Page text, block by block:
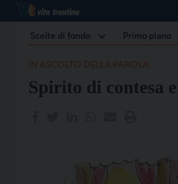
Scelte di fondo Primo piano
Spirito di contesa